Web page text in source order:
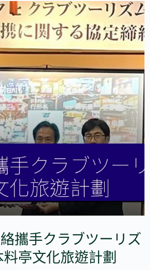
攜手クラブツーリズ
亭文化旅遊計劃